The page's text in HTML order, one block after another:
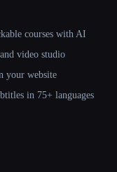
courses with AI
video studio
your website
in 75+ languages